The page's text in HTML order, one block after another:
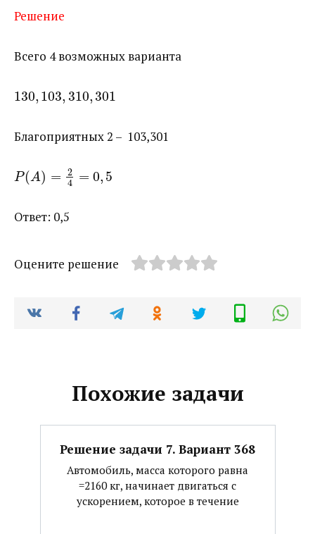
Решение
Всего 4 возможных варианта
130, 103, 310,301
Благоприятных 2 – 103,301
P(A) = 2
4
= 0, 5
Ответ: 0,5
Оцените решение
Похожие задачи
Решение задачи 7. Вариант 368
Автомобиль, масса которого равна
=2160 кг, начинает двигаться с
ускорением, которое в течение